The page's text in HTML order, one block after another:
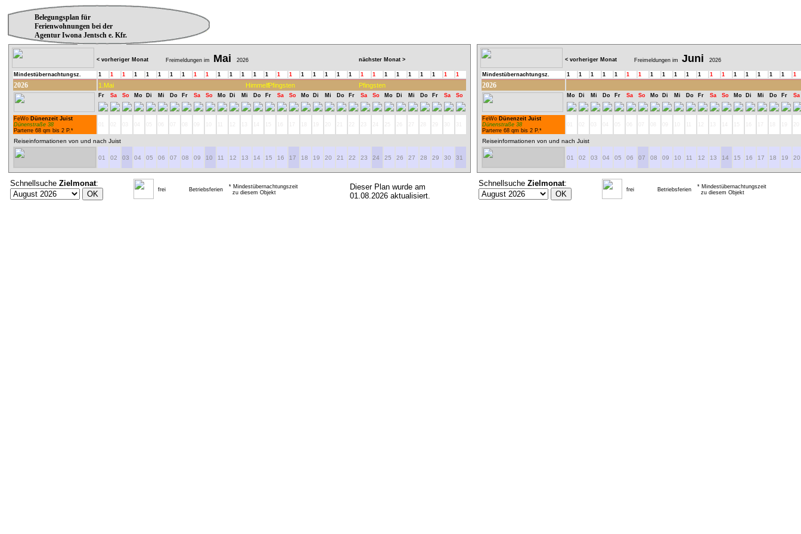
Belegungsplan für
Ferienwohnungen bei der
Agentur Iwona Jentsch e. Kfr.
< vorheriger Monat Freimeldungen im Mai 2026 nächster Monat >
Mindestübernachtungsz. 1 1 1 1 1 1 1 1 1 1 1 1 1 1 1 1 1 1 1 1 1 1 1 1 1 1 1 1 1 1 1
2026 1.Mai Himmelf.Pfingsten Pfingsten
Fr Sa So Mo Di Mi Do Fr Sa So Mo Di Mi Do Fr Sa So Mo Di Mi Do Fr Sa So Mo Di Mi Do Fr Sa So
FeWo Dünenzeit Juist
Dünenstraße 38
Parterre 68 qm bis 2 P.*
Reiseinformationen von und nach Juist
01 02 03 04 05 06 07 08 09 10 11 12 13 14 15 16 17 18 19 20 21 22 23 24 25 26 27 28 29 30 31
Schnellsuche Zielmonat:
frei Betriebsferien
* Mindestübernachtungszeit
zu diesem Objekt
Dieser Plan wurde am
01.08.2026 aktualisiert.
< vorheriger Monat Freimeldungen im Juni 2026
Mindestübernachtungsz. 1 1 1 1 1 1 1 1 1 1 1 1 1 1 1 1 1 1 1 1
2026
Mo Di Mi Do Fr Sa So Mo Di Mi Do Fr Sa So Mo Di Mi Do Fr Sa
FeWo Dünenzeit Juist
Dünenstraße 38
Parterre 68 qm bis 2 P.*
Reiseinformationen von und nach Juist
01 02 03 04 05 06 07 08 09 10 11 12 13 14 15 16 17 18 19 20
Schnellsuche Zielmonat:
frei Betriebsferien
* Mindestübernachtungszeit
zu diesem Objekt